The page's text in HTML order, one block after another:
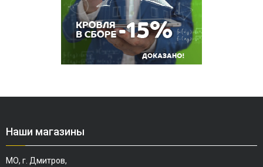
Наши магазины
МО, г. Дмитров,